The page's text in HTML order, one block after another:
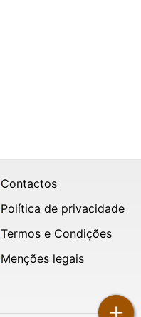
Contactos
Política de privacidade
Termos e Condições
Menções legais